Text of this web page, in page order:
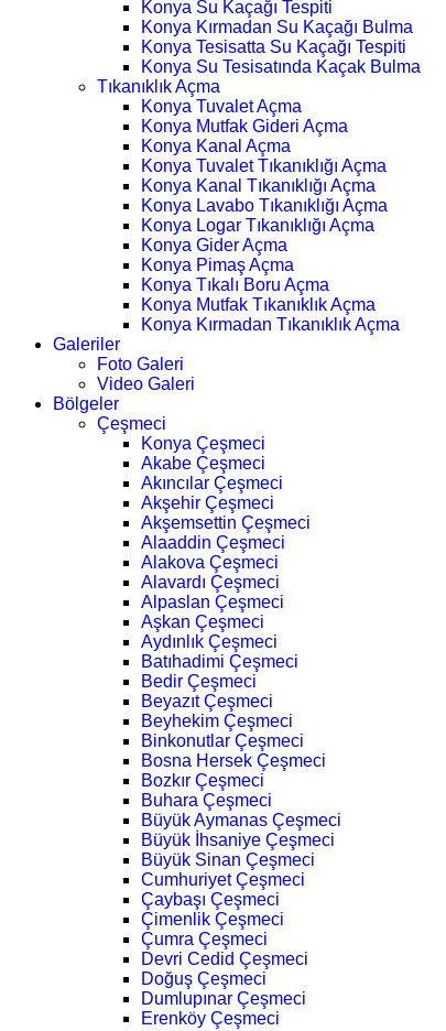
Konya Su Kaçağı Tespiti
Konya Kırmadan Su Kaçağı Bulma
Konya Tesisatta Su Kaçağı Tespiti
Konya Su Tesisatında Kaçak Bulma
Tıkanıklık Açma
Konya Tuvalet Açma
Konya Mutfak Gideri Açma
Konya Kanal Açma
Konya Tuvalet Tıkanıklığı Açma
Konya Kanal Tıkanıklığı Açma
Konya Lavabo Tıkanıklığı Açma
Konya Logar Tıkanıklığı Açma
Konya Gider Açma
Konya Pimaş Açma
Konya Tıkalı Boru Açma
Konya Mutfak Tıkanıklık Açma
Konya Kırmadan Tıkanıklık Açma
Galeriler
Foto Galeri
Video Galeri
Bölgeler
Çeşmeci
Konya Çeşmeci
Akabe Çeşmeci
Akıncılar Çeşmeci
Akşehir Çeşmeci
Akşemsettin Çeşmeci
Alaaddin Çeşmeci
Alakova Çeşmeci
Alavardı Çeşmeci
Alpaslan Çeşmeci
Aşkan Çeşmeci
Aydınlık Çeşmeci
Batıhadimi Çeşmeci
Bedir Çeşmeci
Beyazıt Çeşmeci
Beyhekim Çeşmeci
Binkonutlar Çeşmeci
Bosna Hersek Çeşmeci
Bozkır Çeşmeci
Buhara Çeşmeci
Büyük Aymanas Çeşmeci
Büyük İhsaniye Çeşmeci
Büyük Sinan Çeşmeci
Cumhuriyet Çeşmeci
Çaybaşı Çeşmeci
Çimenlik Çeşmeci
Çumra Çeşmeci
Devri Cedid Çeşmeci
Doğuş Çeşmeci
Dumlupınar Çeşmeci
Erenköy Çeşmeci